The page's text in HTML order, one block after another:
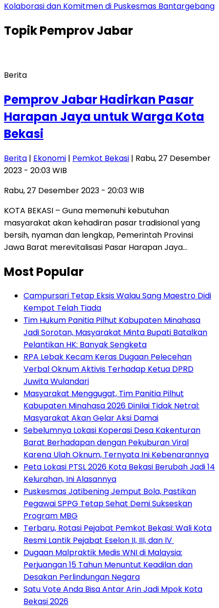
Kolaborasi dan Komitmen di Puskesmas Bantargebang
TopikPemprov Jabar
Berita
Pemprov Jabar Hadirkan Pasar
Harapan Jaya untuk Warga Kota
Bekasi
Berita | Ekonomi | Pemkot Bekasi | Rabu, 27 Desember
2023 - 20:03 WIB
Rabu, 27 Desember 2023 - 20:03 WIB
KOTA BEKASI – Guna memenuhi kebutuhan
masyarakat akan kehadiran pasar tradisional yang
bersih, nyaman dan lengkap, Pemerintah Provinsi
Jawa Barat merevitalisasi Pasar Harapan Jaya…
Most Popular
Campursari Tetap Eksis Walau Sang Maestro Didi
Kempot Telah Tiada
Tim Hukum Panitia Pilhut Kabupaten Minahasa
Jadi Sorotan, Masyarakat Minta Bupati Batalkan
Pelantikan HK: Banyak Sengketa
RPA Lebak Kecam Keras Dugaan Pelecehan
Verbal Oknum Aktivis Terhadap Ketua DPRD
Juwita Wulandari
Masyarakat Menggugat, Tim Panitia Pilhut
Kabupaten Minahasa 2026 Dinilai Tidak Netral:
Masyarakat Akan Gelar Aksi Damai
Sebelumnya Lokasi Koperasi Desa Kakenturan
Barat Berhadapan dengan Pekuburan Viral
Karena Ulah Oknum, Ternyata Ini Kebenarannya
Peta Lokasi PTSL 2026 Kota Bekasi Berubah Jadi 14
Kelurahan, Ini Alasannya
Puskesmas Jatibening Jemput Bola, Pastikan
Pegawai SPPG Tetap Sehat Demi Sukseskan
Program MBG
‎Terbaru, Rotasi Pejabat Pemkot Bekasi: Wali Kota
Resmi Lantik Pejabat Eselon II, III, dan IV ‎
‎Dugaan Malpraktik Medis WNI di Malaysia:
Perjuangan 15 Tahun Menuntut Keadilan dan
Desakan Perlindungan Negara
Satu Vote Anda Bisa Antar Arin Jadi Mpok Kota
Bekasi 2026